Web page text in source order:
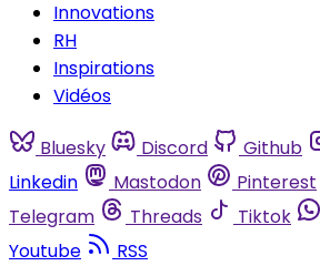
Innovations
RH
Inspirations
Vidéos
Bluesky Discord Github
Linkedin
Mastodon Pinterest
Telegram
Threads Tiktok
Youtube
RSS